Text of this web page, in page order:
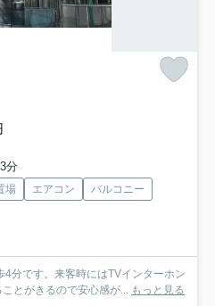
分
場 エアコン
バルコニー
分です。来客時にはTVインターホン
とがきるので安心感が... もっと見る